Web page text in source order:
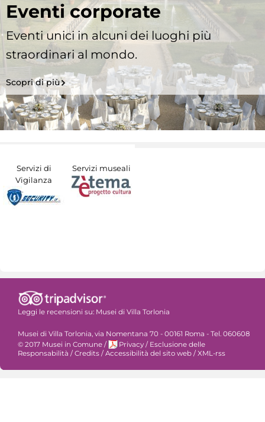
Eventi corporate
Eventi unici in alcuni dei luoghi più
straordinari al mondo.
Scopri di più
Servizi di
Vigilanza
Servizi museali
Leggi le recensioni su: Musei di Villa Torlonia
Musei di Villa Torlonia, via Nomentana 70 - 00161 Roma - Tel. 060608
© 2017 Musei in Comune / Privacy / Esclusione delle
Responsabilità / Credits / Accessibilità del sito web / XML-rss